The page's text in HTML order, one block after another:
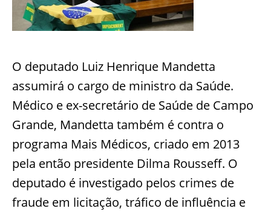
O deputado Luiz Henrique Mandetta
assumirá o cargo de ministro da Saúde.
Médico e ex-secretário de Saúde de Campo
Grande, Mandetta também é contra o
programa Mais Médicos, criado em 2013
pela então presidente Dilma Rousseff. O
deputado é investigado pelos crimes de
fraude em licitação, tráfico de influência e